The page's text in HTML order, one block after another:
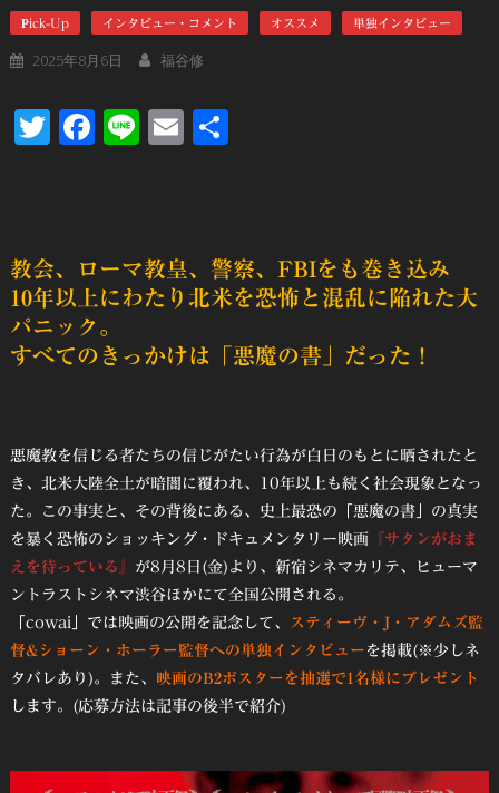
Pick-Up インタビュー・コメント オススメ 単独インタビュー
2025年8月6日 福谷修
Twitter
Facebook
LineEmail
教会、ローマ教皇、警察、FBIをも巻き込み
10年以上にわたり北米を恐怖と混乱に陥れた大
パニック。
すべてのきっかけは「悪魔の書」だった！
悪魔教を信じる者たちの信じがたい行為が白日のもとに晒されたと
き、北米大陸全土が暗闇に覆われ、10年以上も続く社会現象となっ
た。この事実と、その背後にある、史上最恐の「悪魔の書」の真実
を暴く恐怖のショッキング・ドキュメンタリー映画 『サタンがおま
えを待っている』 が8月8日(金)より、新宿シネマカリテ、ヒューマ
ントラストシネマ渋谷ほかにて全国公開される。
「cowai」では映画の公開を記念して、
スティーヴ・J・アダムズ監
督&ショーン・ホーラー監督への単独インタビュー を掲載(※少しネ
タバレあり)。また、
映画のB2ポスターを抽選で1名様にプレゼント
します。(応募方法は記事の後半で紹介)